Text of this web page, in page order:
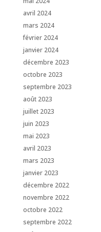
avril 2024
mars 2024
février 2024
janvier 2024
décembre 2023
octobre 2023
septembre 2023
août 2023
juillet 2023
juin 2023
mai 2023
avril 2023
mars 2023
janvier 2023
décembre 2022
novembre 2022
octobre 2022
septembre 2022